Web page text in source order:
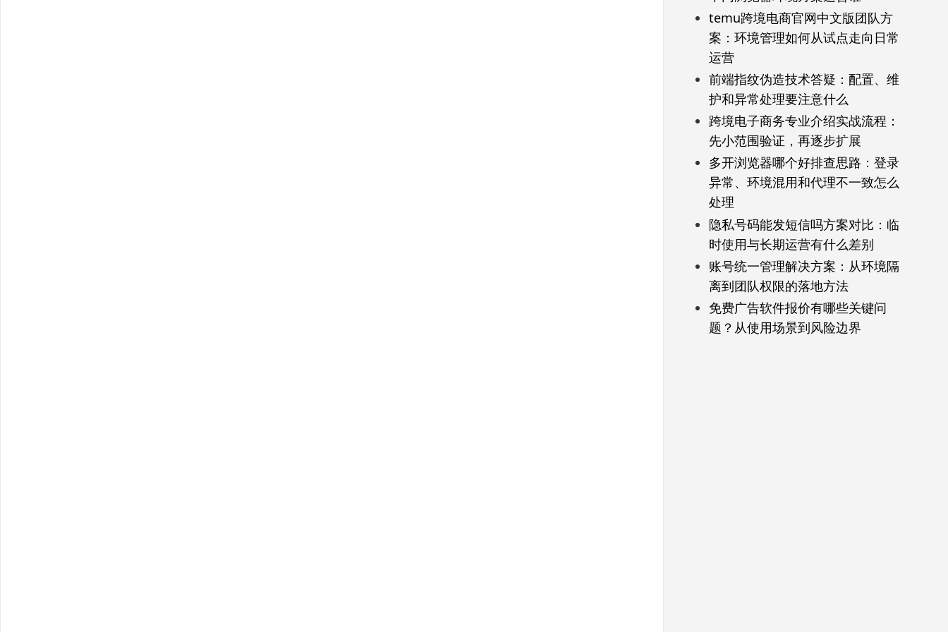
temu跨境电商官网中文版团队方
案：环境管理如何从试点走向日常
运营
前端指纹伪造技术答疑：配置、维
护和异常处理要注意什么
跨境电子商务专业介绍实战流程：
先小范围验证，再逐步扩展
多开浏览器哪个好排查思路：登录
异常、环境混用和代理不一致怎么
处理
隐私号码能发短信吗方案对比：临
时使用与长期运营有什么差别
账号统一管理解决方案：从环境隔
离到团队权限的落地方法
免费广告软件报价有哪些关键问
题？从使用场景到风险边界